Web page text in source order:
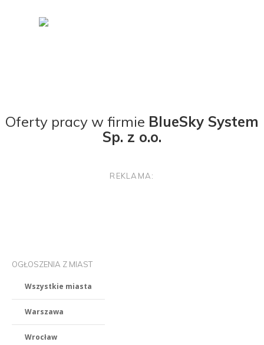
Oferty pracy w firmie BlueSky System
Sp. z o.o.
REKLAMA:
OGŁOSZENIA Z MIAST
Wszystkie miasta
Warszawa
Wrocław